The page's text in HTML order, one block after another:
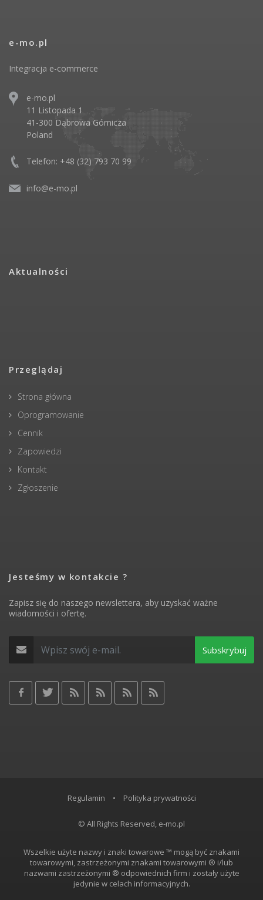
e-mo.pl
Integracja e-commerce
e-mo.pl
11 Listopada 1
41-300 Dąbrowa Górnicza
Poland
Telefon: +48 (32) 793 70 99
info@e-mo.pl
Aktualności
Przeglądaj
Strona główna
Oprogramowanie
Cennik
Zapowiedzi
Kontakt
Zgłoszenie
Jesteśmy w kontakcie ?
Zapisz się do naszego newslettera, aby uzyskać ważne
wiadomości i ofertę.
Subskrybuj
Regulamin • Polityka prywatności
© All Rights Reserved, e-mo.pl
Wszelkie użyte nazwy i znaki towarowe ™ mogą być znakami
towarowymi, zastrzeżonymi znakami towarowymi ® i/lub
nazwami zastrzeżonymi ® odpowiednich firm i zostały użyte
jedynie w celach informacyjnych.